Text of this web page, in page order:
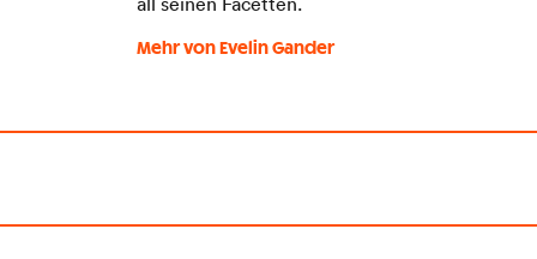
Mehr von Evelin Gander